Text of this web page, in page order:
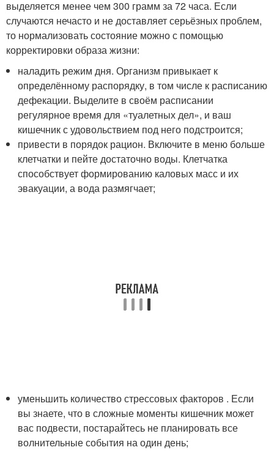
выделяется менее чем 300 грамм за 72 часа. Если
случаются нечасто и не доставляет серьёзных проблем,
то нормализовать состояние можно с помощью
корректировки образа жизни:
наладить режим дня. Организм привыкает к
определённому распорядку, в том числе к расписанию
дефекации. Выделите в своём расписании
регулярное время для «туалетных дел», и ваш
кишечник с удовольствием под него подстроится;
привести в порядок рацион. Включите в меню больше
клетчатки и пейте достаточно воды. Клетчатка
способствует формированию каловых масс и их
эвакуации, а вода размягчает;
уменьшить количество стрессовых факторов . Если
вы знаете, что в сложные моменты кишечник может
вас подвести, постарайтесь не планировать все
волнительные события на один день;